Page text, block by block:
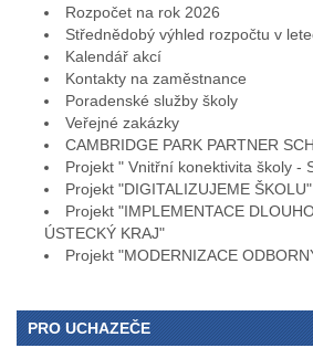
Rozpočet na rok 2026
Střednědobý výhled rozpočtu v
Kalendář akcí
Kontakty na zaměstnance
Poradenské služby školy
Veřejné zakázky
CAMBRIDGE PARK PARTNER
Projekt " Vnitřní konektivita školy -
Projekt "DIGITALIZUJEME ŠKOLU"
Projekt "IMPLEMENTACE
ÚSTECKÝ KRAJ"
Projekt "MODERNIZACE
PRO UCHAZEČE